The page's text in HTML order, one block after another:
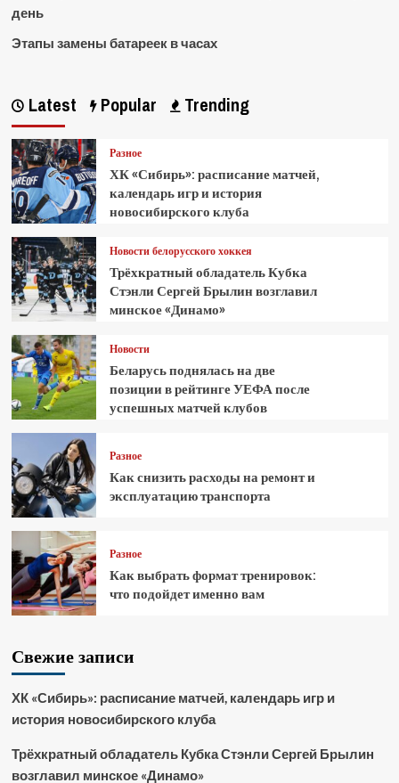
день
Этапы замены батареек в часах
Latest Popular Trending
Разное
ХК «Сибирь»: расписание матчей,
календарь игр и история
новосибирского клуба
Новости белорусского хоккея
Трёхкратный обладатель Кубка
Стэнли Сергей Брылин возглавил
минское «Динамо»
Новости
Беларусь поднялась на две
позиции в рейтинге УЕФА после
успешных матчей клубов
Разное
Как снизить расходы на ремонт и
эксплуатацию транспорта
Разное
Как выбрать формат тренировок:
что подойдет именно вам
Свежие записи
ХК «Сибирь»: расписание матчей, календарь игр и
история новосибирского клуба
Трёхкратный обладатель Кубка Стэнли Сергей Брылин
возглавил минское «Динамо»